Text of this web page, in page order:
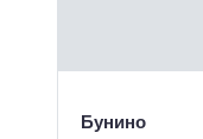
Бунино